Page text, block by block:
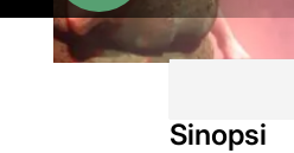
Sinopsi